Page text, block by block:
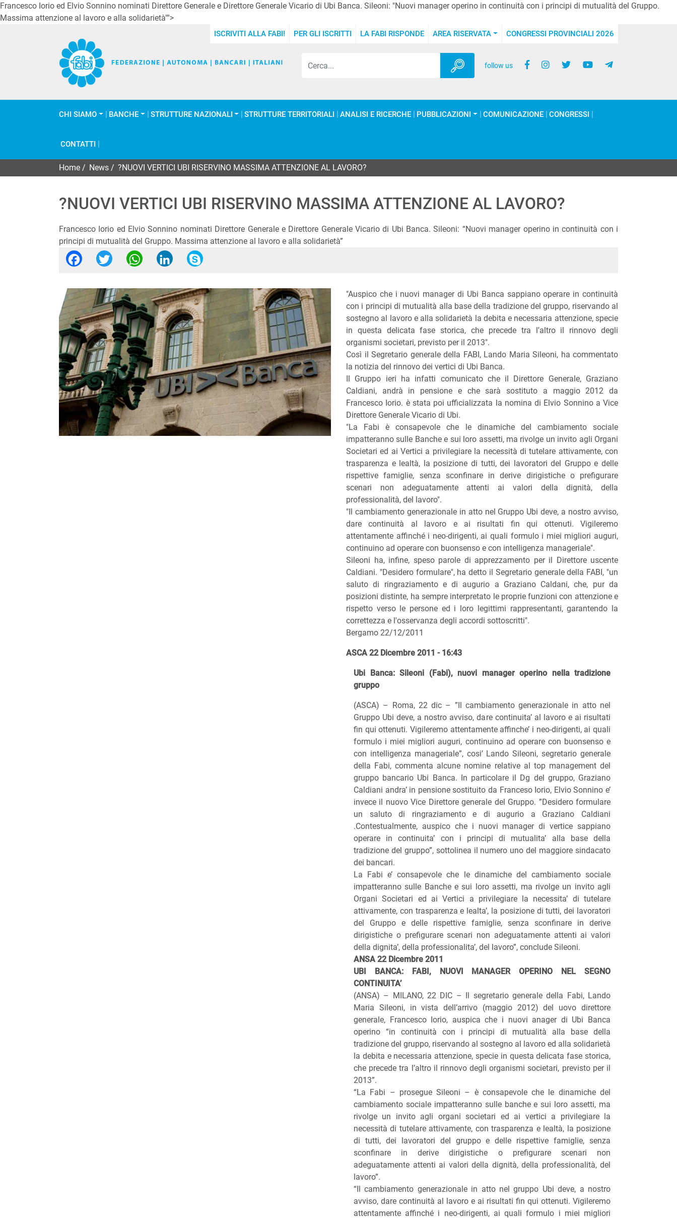
Francesco Iorio ed Elvio Sonnino nominati Direttore Generale e Direttore Generale Vicario di Ubi Banca. Sileoni: "Nuovi manager operino in continuità con i principi di mutualità del Gruppo.
Massima attenzione al lavoro e alla solidarietà"">
ISCRIVITI ALLA FABI! PER GLI ISCRITTI LA FABI RISPONDE AREA RISERVATA CONGRESSI PROVINCIALI 2026
follow us
CHI SIAMO BANCHE STRUTTURE NAZIONALI STRUTTURE TERRITORIALI ANALISI E RICERCHE PUBBLICAZIONI COMUNICAZIONE CONGRESSI
CONTATTI
Home News ?NUOVI VERTICI UBI RISERVINO MASSIMA ATTENZIONE AL LAVORO?
?NUOVI VERTICI UBI RISERVINO MASSIMA ATTENZIONE AL LAVORO?
Francesco Iorio ed Elvio Sonnino nominati Direttore Generale e Direttore Generale Vicario di Ubi Banca. Sileoni: “Nuovi manager operino in continuità con i
principi di mutualità del Gruppo. Massima attenzione al lavoro e alla solidarietà”
FacebookTwitterWhatsApp
LinkedIn
"Auspico che i nuovi manager di Ubi Banca sappiano operare in continuità
con i principi di mutualità alla base della tradizione del gruppo, riservando al
sostegno al lavoro e alla solidarietà la debita e necessaria attenzione, specie
in questa delicata fase storica, che precede tra l'altro il rinnovo degli
organismi societari, previsto per il 2013".
Così il Segretario generale della FABI, Lando Maria Sileoni, ha commentato
la notizia del rinnovo dei vertici di Ubi Banca.
Il Gruppo ieri ha infatti comunicato che il Direttore Generale, Graziano
Caldiani, andrà in pensione e che sarà sostituto a maggio 2012 da
Francesco Iorio. è stata poi ufficializzata la nomina di Elvio Sonnino a Vice
Direttore Generale Vicario di Ubi.
"La Fabi è consapevole che le dinamiche del cambiamento sociale
impatteranno sulle Banche e sui loro assetti, ma rivolge un invito agli Organi
Societari ed ai Vertici a privilegiare la necessità di tutelare attivamente, con
trasparenza e lealtà, la posizione di tutti, dei lavoratori del Gruppo e delle
rispettive famiglie, senza sconfinare in derive dirigistiche o prefigurare
scenari non adeguatamente attenti ai valori della dignità, della
professionalità, del lavoro".
"Il cambiamento generazionale in atto nel Gruppo Ubi deve, a nostro avviso,
dare continuità al lavoro e ai risultati fin qui ottenuti. Vigileremo
attentamente affinché i neo-dirigenti, ai quali formulo i miei migliori auguri,
continuino ad operare con buonsenso e con intelligenza manageriale".
Sileoni ha, infine, speso parole di apprezzamento per il Direttore uscente
Caldiani. "Desidero formulare", ha detto il Segretario generale della FABI, "un
saluto di ringraziamento e di augurio a Graziano Caldani, che, pur da
posizioni distinte, ha sempre interpretato le proprie funzioni con attenzione e
rispetto verso le persone ed i loro legittimi rappresentanti, garantendo la
correttezza e l'osservanza degli accordi sottoscritti".
Bergamo 22/12/2011
ASCA 22 Dicembre 2011 - 16:43
Ubi Banca: Sileoni (Fabi), nuovi manager operino nella tradizione
gruppo
(ASCA) – Roma, 22 dic – ”Il cambiamento generazionale in atto nel
Gruppo Ubi deve, a nostro avviso, dare continuita’ al lavoro e ai risultati
fin qui ottenuti. Vigileremo attentamente affinche’ i neo-dirigenti, ai quali
formulo i miei migliori auguri, continuino ad operare con buonsenso e
con intelligenza manageriale”, cosi’ Lando Sileoni, segretario generale
della Fabi, commenta alcune nomine relative al top management del
gruppo bancario Ubi Banca. In particolare il Dg del gruppo, Graziano
Caldiani andra’ in pensione sostituito da Franceso Iorio, Elvio Sonnino e’
invece il nuovo Vice Direttore generale del Gruppo. ”Desidero formulare
un saluto di ringraziamento e di augurio a Graziano Caldiani
.Contestualmente, auspico che i nuovi manager di vertice sappiano
operare in continuita’ con i principi di mutualita’ alla base della
tradizione del gruppo”, sottolinea il numero uno del maggiore sindacato
dei bancari.
La Fabi e’ consapevole che le dinamiche del cambiamento sociale
impatteranno sulle Banche e sui loro assetti, ma rivolge un invito agli
Organi Societari ed ai Vertici a privilegiare la necessita’ di tutelare
attivamente, con trasparenza e lealta’, la posizione di tutti, dei lavoratori
del Gruppo e delle rispettive famiglie, senza sconfinare in derive
dirigistiche o prefigurare scenari non adeguatamente attenti ai valori
della dignita’, della professionalita’, del lavoro”, conclude Sileoni.
ANSA 22 Dicembre 2011
UBI BANCA: FABI, NUOVI MANAGER OPERINO NEL SEGNO
CONTINUITA’
(ANSA) – MILANO, 22 DIC – Il segretario generale della Fabi, Lando
Maria Sileoni, in vista dell’arrivo (maggio 2012) del uovo direttore
generale, Francesco Iorio, auspica che i nuovi anager di Ubi Banca
operino “in continuità con i principi di mutualità alla base della
tradizione del gruppo, riservando al sostegno al lavoro ed alla solidarietà
la debita e necessaria attenzione, specie in questa delicata fase storica,
che precede tra l’altro il rinnovo degli organismi societari, previsto per il
2013”.
“La Fabi – prosegue Sileoni – è consapevole che le dinamiche del
cambiamento sociale impatteranno sulle banche e sui loro assetti, ma
rivolge un invito agli organi societari ed ai vertici a privilegiare la
necessità di tutelare attivamente, con trasparenza e lealtà, la posizione
di tutti, dei lavoratori del gruppo e delle rispettive famiglie, senza
sconfinare in derive dirigistiche o prefigurare scenari non
adeguatamente attenti ai valori della dignità, della professionalità, del
lavoro”.
“Il cambiamento generazionale in atto nel gruppo Ubi deve, a nostro
avviso, dare continuità al lavoro e ai risultati fin qui ottenuti. Vigileremo
attentamente affinché i neo-dirigenti, ai quali formulo i miei migliori